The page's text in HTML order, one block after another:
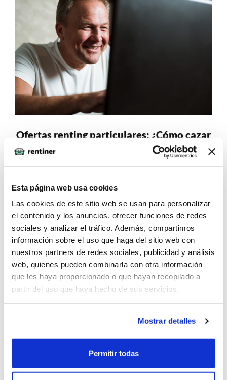
Esta página web usa cookies
Las cookies de este sitio web se usan para personalizar
el contenido y los anuncios, ofrecer funciones de redes
sociales y analizar el tráfico. Además, compartimos
información sobre el uso que haga del sitio web con
nuestros partners de redes sociales, publicidad y análisis
web, quienes pueden combinarla con otra información
que les haya proporcionado o que hayan recopilado a
partir del uso que haya hecho de sus servicios.
Mostrar detalles
Permitir todas
Ofertas renting particulares: ¿Cómo cazar
el mejor precio en 2026?
Encontrar las mejoresofertas renting cochespuede
embargo, el secreto para ahorrar no es solo mirar la
cuota más baja, sino analizar el valor real de lo que
incluye. En Rentiner, filtramos el ruido del mercado para
presentarte
ofertas renting particulares
que realmente
protegen tu liquidez.
Leer más